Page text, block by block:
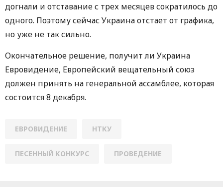
догнали и отставание с трех месяцев сократилось до
одного. Поэтому сейчас Украина отстает от графика,
но уже не так сильно.
Окончательное решение, получит ли Украина
Евровидение, Европейский вещательный союз
должен принять на генеральной ассамблее, которая
состоится 8 декабря.
ЕВРОВИДЕНИЕ НТКУ
ПЕСЕННЫЙ КОНКУРС ПРОВЕДЕНИЕ